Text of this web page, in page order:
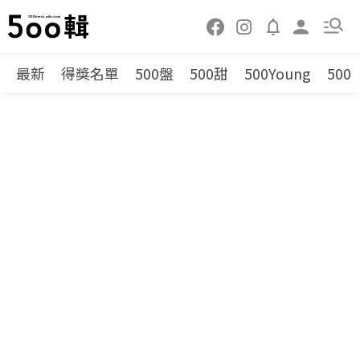
最新 得獎名單 500盤 500甜 500Young 500